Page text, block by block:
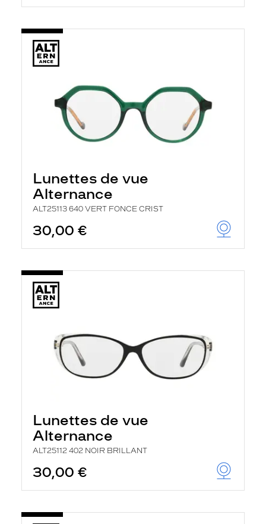
Lunettes de vue
Alternance
ALT25113 640 VERT FONCE CRIST
30,00 €
Lunettes de vue
Alternance
ALT25112 402 NOIR BRILLANT
30,00 €